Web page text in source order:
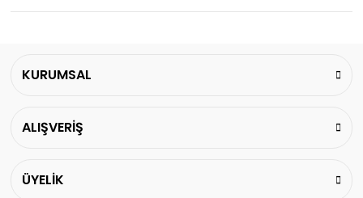
KURUMSAL
ALIŞVERİŞ
ÜYELİK